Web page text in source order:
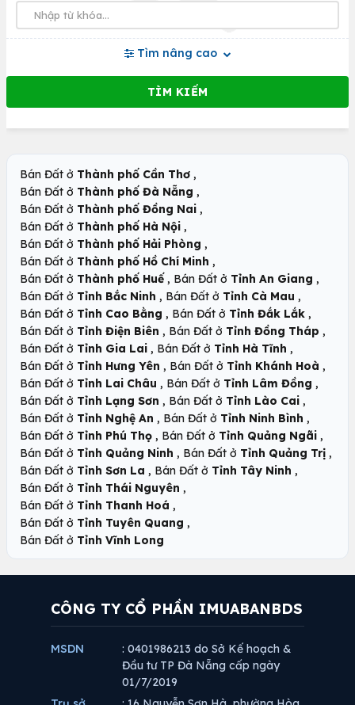
Tìm nâng cao
Bán Đất ở Thành phố Cần Thơ ,
Bán Đất ở Thành phố Đà Nẵng ,
Bán Đất ở Thành phố Đồng Nai ,
Bán Đất ở Thành phố Hà Nội ,
Bán Đất ở Thành phố Hải Phòng ,
Bán Đất ở Thành phố Hồ Chí Minh ,
Bán Đất ở Thành phố Huế , Bán Đất ở Tỉnh An Giang ,
Bán Đất ở Tỉnh Bắc Ninh , Bán Đất ở Tỉnh Cà Mau ,
Bán Đất ở Tỉnh Cao Bằng , Bán Đất ở Tỉnh Đắk Lắk ,
Bán Đất ở Tỉnh Điện Biên , Bán Đất ở Tỉnh Đồng Tháp ,
Bán Đất ở Tỉnh Gia Lai , Bán Đất ở Tỉnh Hà Tĩnh ,
Bán Đất ở Tỉnh Hưng Yên , Bán Đất ở Tỉnh Khánh Hoà ,
Bán Đất ở Tỉnh Lai Châu , Bán Đất ở Tỉnh Lâm Đồng ,
Bán Đất ở Tỉnh Lạng Sơn , Bán Đất ở Tỉnh Lào Cai ,
Bán Đất ở Tỉnh Nghệ An , Bán Đất ở Tỉnh Ninh Bình ,
Bán Đất ở Tỉnh Phú Thọ , Bán Đất ở Tỉnh Quảng Ngãi ,
Bán Đất ở Tỉnh Quảng Ninh , Bán Đất ở Tỉnh Quảng Trị ,
Bán Đất ở Tỉnh Sơn La , Bán Đất ở Tỉnh Tây Ninh ,
Bán Đất ở Tỉnh Thái Nguyên ,
Bán Đất ở Tỉnh Thanh Hoá ,
Bán Đất ở Tỉnh Tuyên Quang ,
Bán Đất ở Tỉnh Vĩnh Long
CÔNG TY CỔ PHẦN IMUABANBDS
MSDN
: 0401986213 do Sở Kế hoạch &
Đầu tư TP Đà Nẵng cấp ngày
01/7/2019